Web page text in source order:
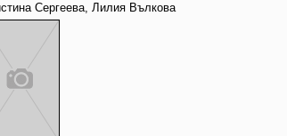
Сергеева, Лилия Вълкова